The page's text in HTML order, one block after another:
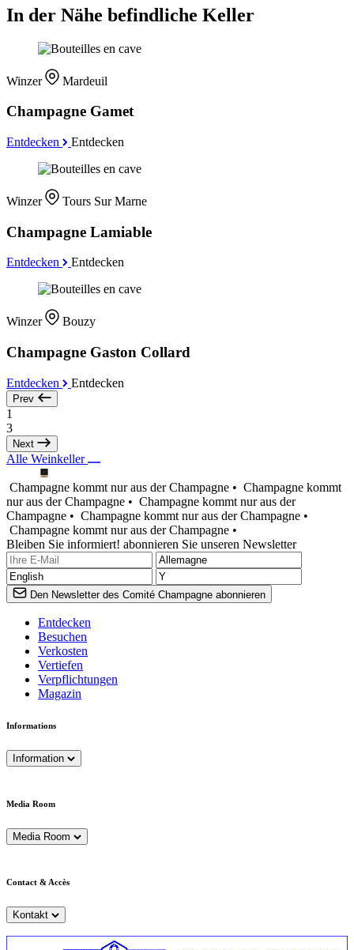
In der Nähe befindliche Keller
Winzer Mardeuil
Champagne Gamet
Entdecken Entdecken
Winzer Tours Sur Marne
Champagne Lamiable
Entdecken Entdecken
Winzer Bouzy
Champagne Gaston Collard
Entdecken Entdecken
Prev
1
3
Next
Alle Weinkeller
Champagne kommt nur aus der Champagne • Champagne kommt
nur aus der Champagne • Champagne kommt nur aus der
Champagne • Champagne kommt nur aus der Champagne •
Champagne kommt nur aus der Champagne •
Bleiben Sie informiert! abonnieren Sie unseren Newsletter
Den Newsletter des Comité Champagne abonnieren
Entdecken
Besuchen
Verkosten
Vertiefen
Verpflichtungen
Magazin
Informations
Information
Media Room
Media Room
Contact & Accès
Kontakt